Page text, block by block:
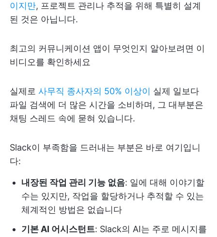
이지만, 프로젝트 관리나 추적을 위해 특별히 설계
된 것은 아닙니다.
최고의 커뮤니케이션 앱이 무엇인지 알아보려면 이
비디오를 확인하세요
실제로 사무직 종사자의 50% 이상이 실제 일보다
파일 검색에 더 많은 시간을 소비하며, 그 대부분은
채팅 스레드 속에 묻혀 있습니다.
Slack이 부족함을 드러내는 부분은 바로 여기입니
다:
내장된 작업 관리 기능 없음: 일에 대해 이야기할
수는 있지만, 작업을 할당하거나 추적할 수 있는
체계적인 방법은 없습니다
기본 AI 어시스턴트: Slack의 AI는 주로 메시지를